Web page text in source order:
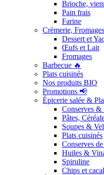
Brioche,
Pain frais
Farine
Crèmerie,
Dessert et
Œufs et Lait
Fromages
Barbecue 🔥
Plats cuisinés
Nos produits BIO
Promotions 📢
Épicerie salée &
Conserves &
Pâtes,
Soupes &
Plats cuisinés
Conserves
Huiles &
Spiruline
Chips et